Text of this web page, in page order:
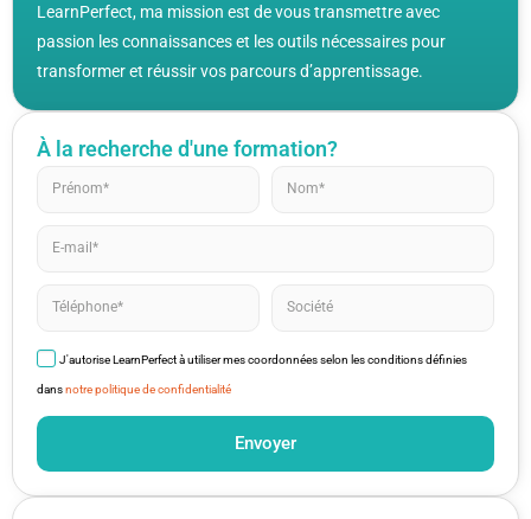
LearnPerfect, ma mission est de vous transmettre avec
passion les connaissances et les outils nécessaires pour
transformer et réussir vos parcours d’apprentissage.
À la recherche d'une formation?
J'autorise LearnPerfect à utiliser mes coordonnées selon les conditions définies
dansnotre politique de confidentialité
Envoyer